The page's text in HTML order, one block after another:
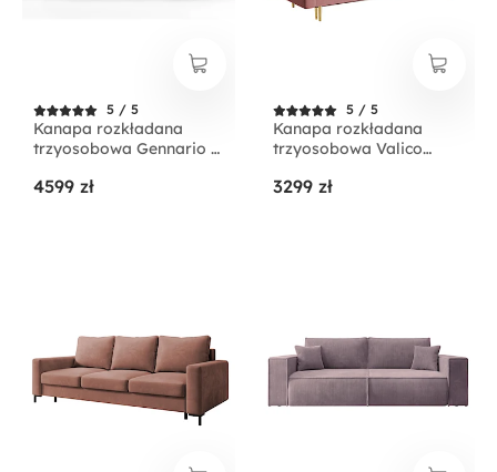
5 / 5
Kanapa rozkładana
trzyosobowa Gennario z
czarnych nogach różowa
4599 zł
5 / 5
Kanapa rozkładana
trzyosobowa Valico
hydrofobowy
3299 zł